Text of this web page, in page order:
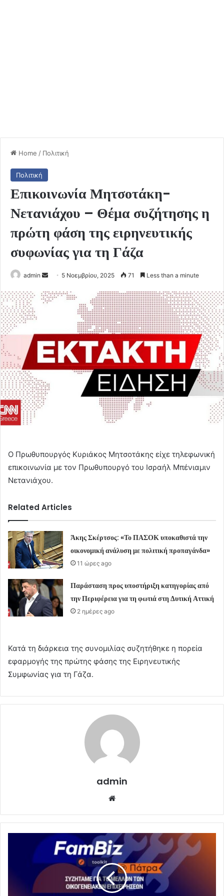
Home / Πολιτική
Πολιτική
Επικοινωνία Μητσοτάκη-
Νετανιάχου – Θέμα συζήτησης η
πρώτη φάση της ειρηνευτικής
συφωνίας για τη Γάζα
admin
Send
email
5 Νοεμβρίου, 2025 71 Less than a minute
Ο Πρωθυπουργός Κυριάκος Μητσοτάκης είχε τηλεφωνική
επικοινωνία με τον Πρωθυπουργό του Ισραήλ Μπένιαμιν
Νετανιάχου.
Related Articles
Άκης Σκέρτσος: «Το ΠΑΣΟΚ υποκαθιστά την
οικονομική ανάλυση με πολιτική προπαγάνδα»
11 ώρες ago
Παράσταση προς υποστήριξη κατηγορίας από
την Περιφέρεια για τη φωτιά στη Δυτική Αττική
2 ημέρες ago
Κατά τη διάρκεια της συνομιλίας συζητήθηκε η πορεία
εφαρμογής της πρώτης φάσης της Ειρηνευτικής
Συμφωνίας για τη Γάζα.
admin